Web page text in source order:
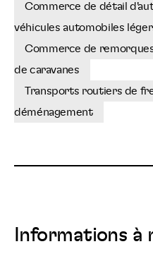
Commerce de détail
véhicules automobiles
Commerce de
de caravanes
Transports routiers de
déménagement
Informations